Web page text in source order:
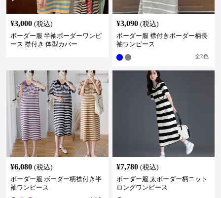
¥3,000 (税込)
ボーダー服 半袖ボーダーワンピ
ース 襟付き 体型カバー
¥3,090 (税込)
ボーダー服 襟付きボーダー柄長
袖ワンピース
全2色
¥6,080 (税込)
ボーダー服 ボーダー柄襟付き半
袖ワンピース
¥7,780 (税込)
ボーダー服 太ボーダー柄ニット
ロングワンピース